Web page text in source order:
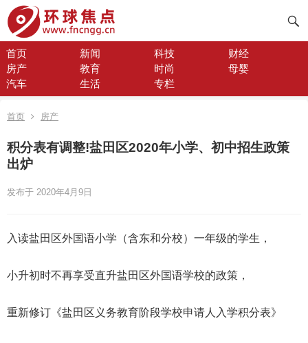
首页 新闻 科技
财经
房产
教育 时尚
母婴
汽车
生活 专栏
首页 房产
积分表有调整!盐田区2020年小学、初中招生政策
出炉
发布于 2020年4月9日
入读盐田区外国语小学（含东和分校）一年级的学生，
小升初时不再享受直升盐田区外国语学校的政策，
重新修订《盐田区义务教育阶段学校申请人入学积分表》